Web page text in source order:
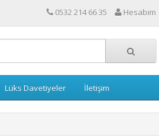
0532 214 66 35 Hesabım
Lüks Davetiyeler İletişim